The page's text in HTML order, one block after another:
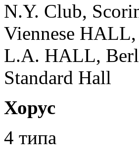
N.Y. Club,
Viennese HALL,
L.A. HALL,
Standard Hall
Хорус
4 типа